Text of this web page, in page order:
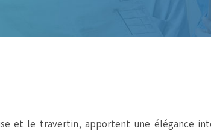
et le travertin, apportent une élégance